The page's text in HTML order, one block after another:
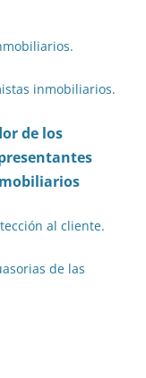
inmobiliarios.
de los
al cliente.
de las